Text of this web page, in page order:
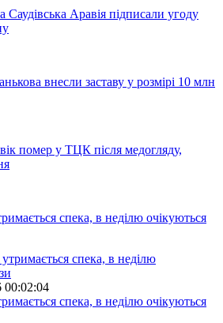
Аравія підписали угоду
внесли заставу у розмірі 10 млн
помер у ТЦК після медогляду,
спека, в неділю очікуються
00:02:04
спека, в неділю очікуються